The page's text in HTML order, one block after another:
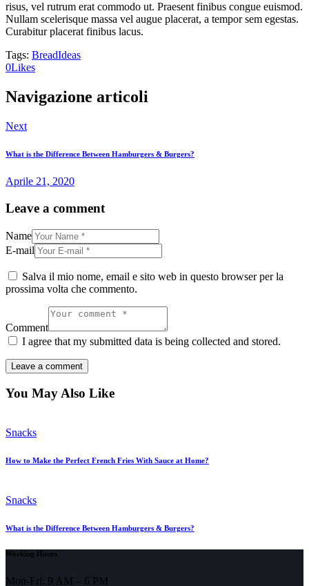
risus, vel rutrum erat commodo ut. Praesent finibus congue euismod.
Nullam scelerisque massa vel augue placerat, a tempor sem egestas.
Curabitur placerat finibus lacus.
Tags: BreadIdeas
0Likes
Navigazione articoli
Next
What is the Difference Between Hamburgers & Burgers?
Aprile 21, 2020
Leave a comment
Name
E-mail
Salva il mio nome, email e sito web in questo browser per la
prossima volta che commento.
Comment
I agree that my submitted data is being collected and stored.
You May Also Like
Snacks
How to Make the Perfect French Fries With Sauce at Home?
Snacks
What is the Difference Between Hamburgers & Burgers?
Working Hours
Mon-Fri: 9 AM – 6 PM